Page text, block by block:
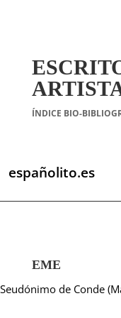
ÍNDICE BIO-
españolito.es
EME
Seudónimo de Conde